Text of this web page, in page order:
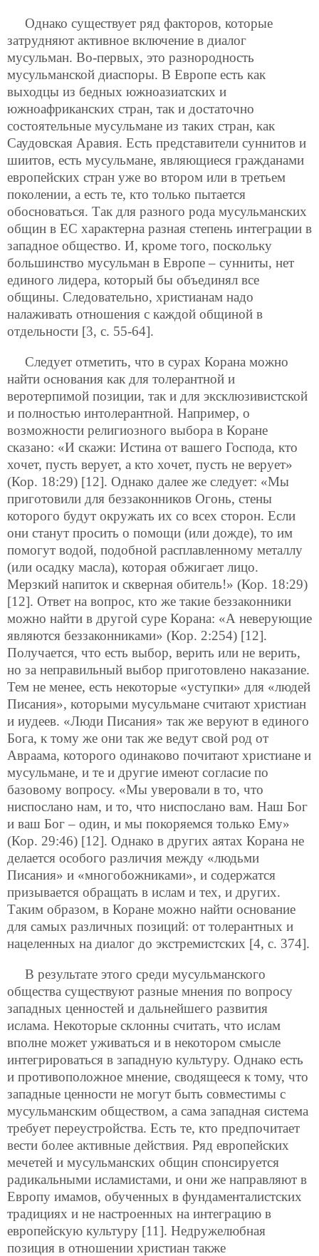
Однако существует ряд факторов, которые
затрудняют активное включение в диалог
мусульман. Во-первых, это разнородность
мусульманской диаспоры. В Европе есть как
выходцы из бедных южноазиатских и
южноафриканских стран, так и достаточно
состоятельные мусульмане из таких стран, как
Саудовская Аравия. Есть представители суннитов и
шиитов, есть мусульмане, являющиеся гражданами
европейских стран уже во втором или в третьем
поколении, а есть те, кто только пытается
обосноваться. Так для разного рода мусульманских
общин в ЕС характерна разная степень интеграции в
западное общество. И, кроме того, поскольку
большинство мусульман в Европе – сунниты, нет
единого лидера, который бы объединял все
общины. Следовательно, христианам надо
налаживать отношения с каждой общиной в
отдельности [3, с. 55-64].
Следует отметить, что в сурах Корана можно
найти основания как для толерантной и
веротерпимой позиции, так и для эксклюзивистской
и полностью интолерантной. Например, о
возможности религиозного выбора в Коране
сказано: «И скажи: Истина от вашего Господа, кто
хочет, пусть верует, а кто хочет, пусть не верует»
(Кор. 18:29) [12]. Однако далее же следует: «Мы
приготовили для беззаконников Огонь, стены
которого будут окружать их со всех сторон. Если
они станут просить о помощи (или дожде), то им
помогут водой, подобной расплавленному металлу
(или осадку масла), которая обжигает лицо.
Мерзкий напиток и скверная обитель!» (Кор. 18:29)
[12]. Ответ на вопрос, кто же такие беззаконники
можно найти в другой суре Корана: «А неверующие
являются беззаконниками» (Кор. 2:254) [12].
Получается, что есть выбор, верить или не верить,
но за неправильный выбор приготовлено наказание.
Тем не менее, есть некоторые «уступки» для «людей
Писания», которыми мусульмане считают христиан
и иудеев. «Люди Писания» так же веруют в единого
Бога, к тому же они так же ведут свой род от
Авраама, которого одинаково почитают христиане и
мусульмане, и те и другие имеют согласие по
базовому вопросу. «Мы уверовали в то, что
ниспослано нам, и то, что ниспослано вам. Наш Бог
и ваш Бог – один, и мы покоряемся только Ему»
(Кор. 29:46) [12]. Однако в других аятах Корана не
делается особого различия между «людьми
Писания» и «многобожниками», и содержатся
призывается обращать в ислам и тех, и других.
Таким образом, в Коране можно найти основание
для самых различных позиций: от толерантных и
нацеленных на диалог до экстремистских [4, c. 374].
В результате этого среди мусульманского
общества существуют разные мнения по вопросу
западных ценностей и дальнейшего развития
ислама. Некоторые склонны считать, что ислам
вполне может уживаться и в некотором смысле
интегрироваться в западную культуру. Однако есть
и противоположное мнение, сводящееся к тому, что
западные ценности не могут быть совместимы с
мусульманским обществом, а сама западная система
требует переустройства. Есть те, кто предпочитает
вести более активные действия. Ряд европейских
мечетей и мусульманских общин спонсируется
радикальными исламистами, и они же направляют в
Европу имамов, обученных в фундаменталистских
традициях и не настроенных на интеграцию в
европейскую культуру [11]. Недружелюбная
позиция в отношении христиан также